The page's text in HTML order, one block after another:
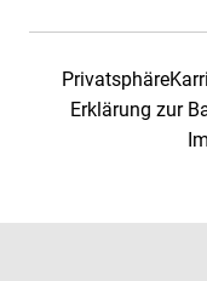
Privatsphäre
Erklärung zur